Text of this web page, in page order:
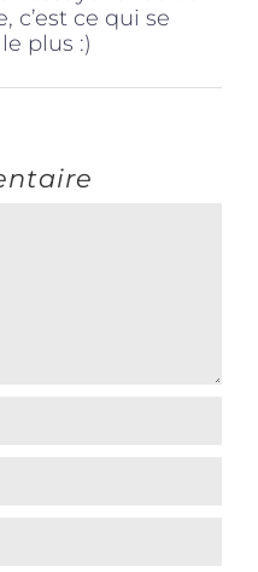
c’est ce qui se
plus :)